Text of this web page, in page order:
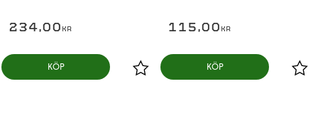
234,00 KR
KÖP
115,00 KR
KÖP